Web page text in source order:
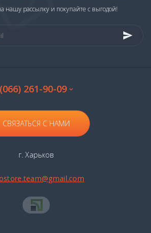
нашу рассылку и покупайте с выгодой!
(066) 261-90-09
СВЯЗАТЬСЯ С НАМИ
г. Харьков